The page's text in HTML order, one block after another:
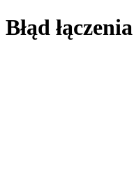
Błąd